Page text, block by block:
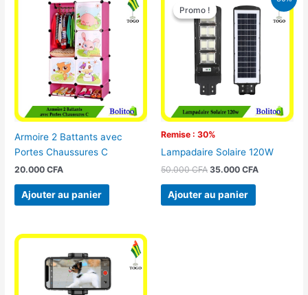
Armoire 2 Battants avec
Portes Chaussures C
20.000CFA
Ajouter au panier
Promo !
Remise : 30%
Promo !
Lampadaire Solaire 120W
50.000CFA
prix
initial
était :
50.000 CFA.
35.000 CFA
prix
actuel
est :
35.000
Ajouter au panier